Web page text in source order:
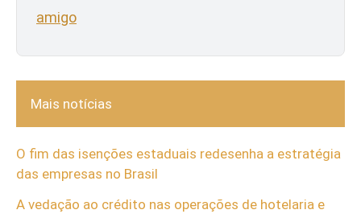
amigo
Mais notícias
O fim das isenções estaduais redesenha a estratégia
das empresas no Brasil
A vedação ao crédito nas operações de hotelaria e